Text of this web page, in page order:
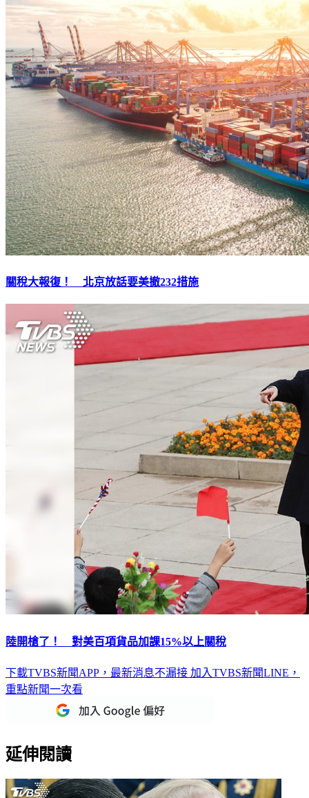
關稅大報復！ 北京放話要美撤232措施
陸開槍了！ 對美百項貨品加課15%以上關稅
下載TVBS新聞APP，最新消息不漏接 加入TVBS新聞LINE，
重點新聞一次看
延伸閱讀